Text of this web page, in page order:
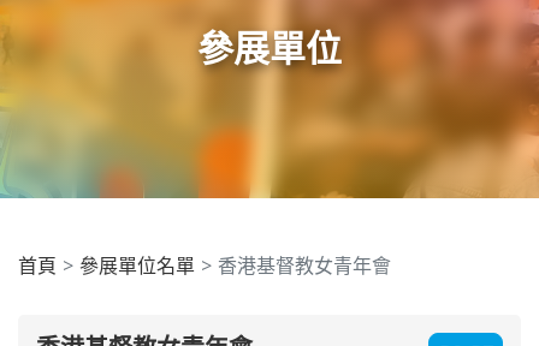
參展單位
首頁 參展單位名單 香港基督教女青年會